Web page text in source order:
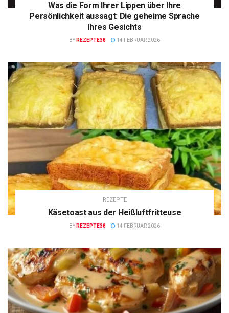
Was die Form Ihrer Lippen über Ihre
Persönlichkeit aussagt: Die geheime Sprache
Ihres Gesichts
BY REZEPTE38 14 FEBRUAR 2026
REZEPTE
Käsetoast aus der Heißluftfritteuse
BY REZEPTE38 14 FEBRUAR 2026